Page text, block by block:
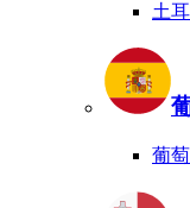
土
葡